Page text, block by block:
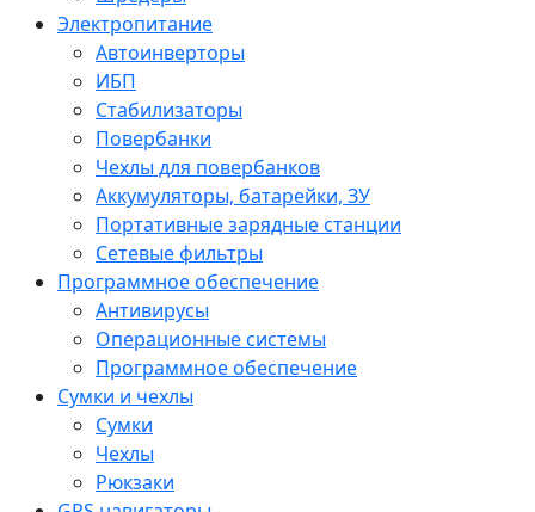
Электропитание
Автоинверторы
ИБП
Стабилизаторы
Повербанки
Чехлы для повербанков
Аккумуляторы, батарейки, ЗУ
Портативные зарядные станции
Сетевые фильтры
Программное обеспечение
Антивирусы
Операционные системы
Программное обеспечение
Сумки и чехлы
Сумки
Чехлы
Рюкзаки